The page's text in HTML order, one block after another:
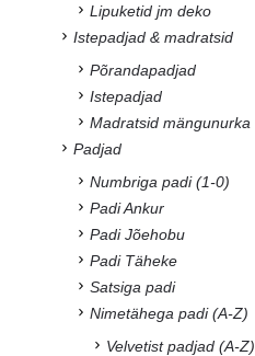
Lipuketid jm deko
Istepadjad & madratsid
Põrandapadjad
Istepadjad
Madratsid mängunurka
Padjad
Numbriga padi (1-0)
Padi Ankur
Padi Jõehobu
Padi Täheke
Satsiga padi
Nimetähega padi (A-Z)
Velvetist padjad (A-Z)